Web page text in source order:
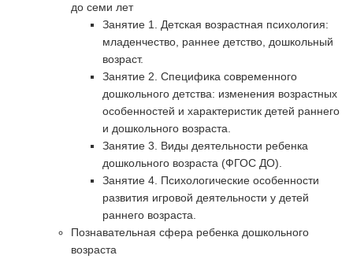
до семи лет
Занятие 1. Детская возрастная психология:
младенчество, раннее детство, дошкольный
возраст.
Занятие 2. Специфика современного
дошкольного детства: изменения возрастных
особенностей и характеристик детей раннего
и дошкольного возраста.
Занятие 3. Виды деятельности ребенка
дошкольного возраста (ФГОС ДО).
Занятие 4. Психологические особенности
развития игровой деятельности у детей
раннего возраста.
Познавательная сфера ребенка дошкольного
возраста